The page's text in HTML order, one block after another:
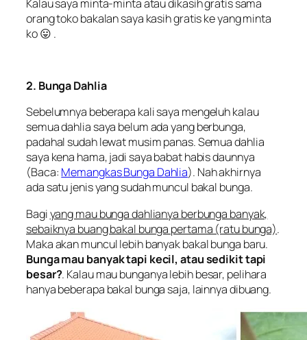
Kalau saya minta-minta atau dikasih gratis sama
orang toko bakalan saya kasih gratis ke yang minta
ko 😛 .
2. Bunga Dahlia
Sebelumnya beberapa kali saya mengeluh kalau
semua dahlia saya belum ada yang berbunga,
padahal sudah lewat musim panas. Semua dahlia
saya kena hama, jadi saya babat habis daunnya
(Baca: Memangkas Bunga Dahlia). Nah akhirnya
ada satu jenis yang sudah muncul bakal bunga.
Bagiyang mau bunga dahlianya berbunga banyak,
sebaiknya buang bakal bunga pertama (ratu bunga).
Maka akan muncul lebih banyak bakal bunga baru.
Bunga mau banyak tapi kecil, atau sedikit tapi
besar?. Kalau mau bunganya lebih besar, pelihara
hanya beberapa bakal bunga saja, lainnya dibuang.